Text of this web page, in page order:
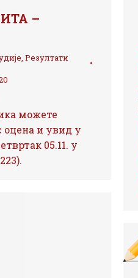
–
, Резултати
можете
оцена и увид у
05.11. у